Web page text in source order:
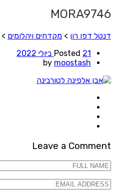
MORA9746
דנטל דפו רון > מקדחים ויהלומים >
Posted 21 ביולי 2022
by moostash
Leave a Comment